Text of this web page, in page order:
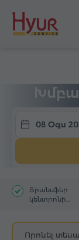
08 Օգս
Տրանսֆեր
կենտրոնի
Որոնել